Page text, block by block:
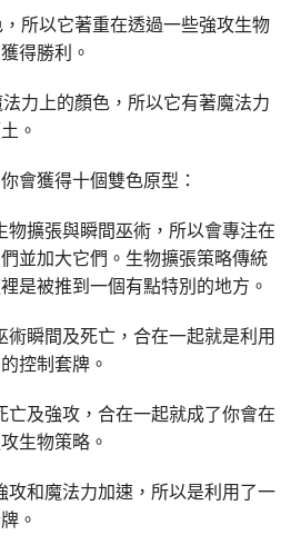
所以它著重在透過一些強攻生物
得勝利。
力上的顏色，所以它有著魔法力
。
會獲得十個雙色原型：
物擴張與瞬間巫術，所以會專注在
並加大它們。生物擴張策略傳統
是被推到一個有點特別的地方。
術瞬間及死亡，合在一起就是利用
控制套牌。
亡及強攻，合在一起就成了你會在
生物策略。
攻和魔法力加速，所以是利用了一
。